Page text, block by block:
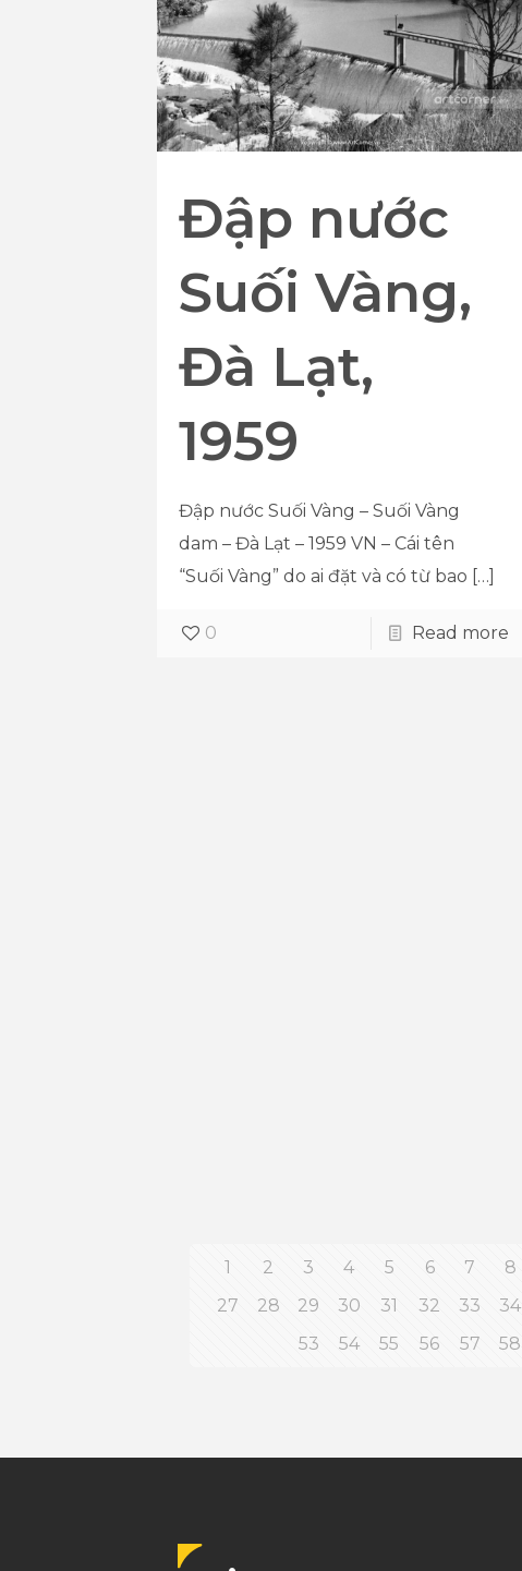
Đập nước
Suối Vàng,
Đà Lạt,
1959
Đập nước Suối Vàng – Suối Vàng
dam – Đà Lạt – 1959 VN – Cái tên
“Suối Vàng” do ai đặt và có từ bao […]
0 Read more
1 2 3 4 5 6 7 8
27
28 29 30 31 32 33 34
53
54 55 56 57 58